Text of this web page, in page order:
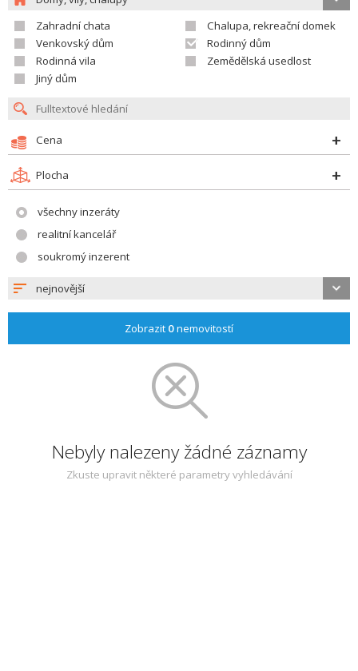
Zahradní chata
Chalupa, rekreační domek
Venkovský dům
Rodinný dům
Rodinná vila
Zemědělská usedlost
Jiný dům
Cena
Plocha
všechny inzeráty
realitní kancelář
soukromý inzerent
nejnovější
Zobrazit 0nemovitostí
Nebyly nalezeny žádné záznamy
Zkuste upravit některé parametry vyhledávání